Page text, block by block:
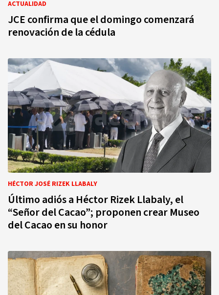
ACTUALIDAD
JCE confirma que el domingo comenzará
renovación de la cédula
HÉCTOR JOSÉ RIZEK LLABALY
Último adiós a Héctor Rizek Llabaly, el
“Señor del Cacao”; proponen crear Museo
del Cacao en su honor